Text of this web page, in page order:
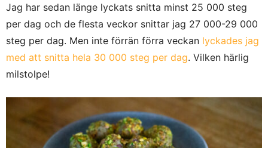
Jag har sedan länge lyckats snitta minst 25 000 steg
per dag och de flesta veckor snittar jag 27 000-29 000
steg per dag. Men inte förrän förra veckan lyckades jag
med att snitta hela 30 000 steg per dag. Vilken härlig
milstolpe!